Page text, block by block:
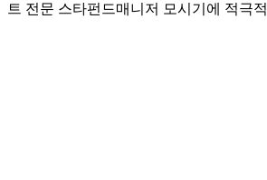
트 전문 스타펀드매니저 모시기에 적극